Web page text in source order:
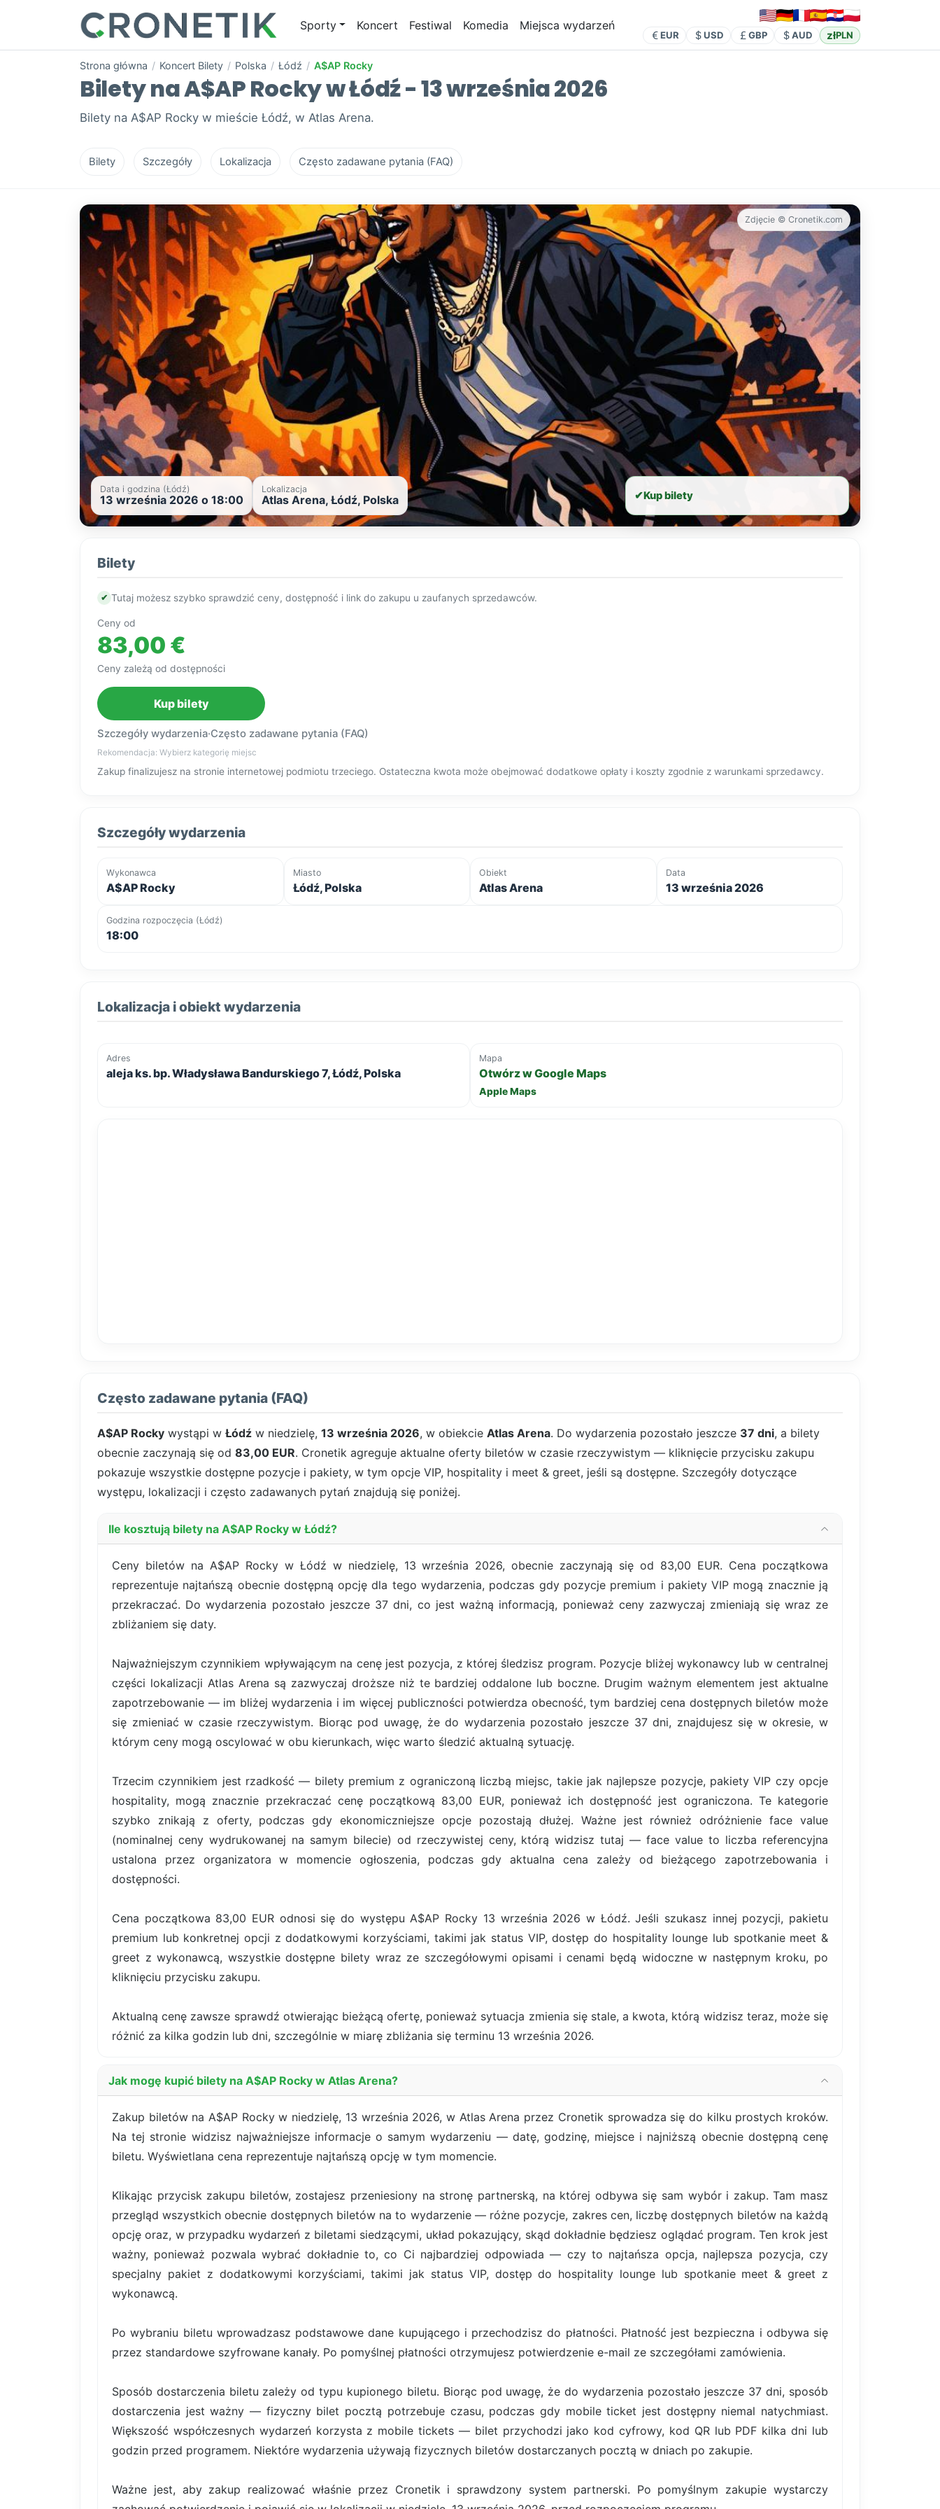
Sporty Koncert Festiwal Komedia Miejsca wydarzeń
EUR USD GBP AUD złPLN
Strona główna / Koncert Bilety / Polska / Łódź / A$AP Rocky
Bilety na A$AP Rocky w Łódź - 13 września 2026
Bilety na A$AP Rocky w mieście Łódź, w Atlas Arena.
Bilety Szczegóły Lokalizacja Często zadawane pytania (FAQ)
Zdjęcie © Cronetik.com
Data i godzina (Łódź)
13 września 2026 o 18:00
Lokalizacja
Atlas Arena, Łódź, Polska ✔Kup bilety
Bilety
✔ Tutaj możesz szybko sprawdzić ceny, dostępność i link do zakupu u zaufanych sprzedawców.
Ceny od
83,00 €
Ceny zależą od dostępności
Kup bilety
Szczegóły wydarzenia·Często zadawane pytania (FAQ)
Rekomendacja: Wybierz kategorię miejsc
Zakup finalizujesz na stronie internetowej podmiotu trzeciego. Ostateczna kwota może obejmować dodatkowe opłaty i koszty zgodnie z warunkami sprzedawcy.
Szczegóły wydarzenia
Wykonawca
A$AP Rocky
Miasto
Łódź, Polska
Obiekt
Atlas Arena
Data
13 września 2026
Godzina rozpoczęcia (Łódź)
18:00
Lokalizacja i obiekt wydarzenia
Adres
aleja ks. bp. Władysława Bandurskiego 7, Łódź, Polska
Mapa
Otwórz w Google Maps
Apple Maps
Często zadawane pytania (FAQ)
A$AP Rocky wystąpi w Łódź w niedzielę, 13 września 2026, w obiekcie Atlas Arena. Do wydarzenia pozostało jeszcze 37 dni, a bilety
obecnie zaczynają się od 83,00 EUR. Cronetik agreguje aktualne oferty biletów w czasie rzeczywistym — kliknięcie przycisku zakupu
pokazuje wszystkie dostępne pozycje i pakiety, w tym opcje VIP, hospitality i meet & greet, jeśli są dostępne. Szczegóły dotyczące
występu, lokalizacji i często zadawanych pytań znajdują się poniżej.
Ile kosztują bilety na A$AP Rocky w Łódź?
Ceny biletów na A$AP Rocky w Łódź w niedzielę, 13 września 2026, obecnie zaczynają się od 83,00 EUR. Cena początkowa
reprezentuje najtańszą obecnie dostępną opcję dla tego wydarzenia, podczas gdy pozycje premium i pakiety VIP mogą znacznie ją
przekraczać. Do wydarzenia pozostało jeszcze 37 dni, co jest ważną informacją, ponieważ ceny zazwyczaj zmieniają się wraz ze
zbliżaniem się daty.
Najważniejszym czynnikiem wpływającym na cenę jest pozycja, z której śledzisz program. Pozycje bliżej wykonawcy lub w centralnej
części lokalizacji Atlas Arena są zazwyczaj droższe niż te bardziej oddalone lub boczne. Drugim ważnym elementem jest aktualne
zapotrzebowanie — im bliżej wydarzenia i im więcej publiczności potwierdza obecność, tym bardziej cena dostępnych biletów może
się zmieniać w czasie rzeczywistym. Biorąc pod uwagę, że do wydarzenia pozostało jeszcze 37 dni, znajdujesz się w okresie, w
którym ceny mogą oscylować w obu kierunkach, więc warto śledzić aktualną sytuację.
Trzecim czynnikiem jest rzadkość — bilety premium z ograniczoną liczbą miejsc, takie jak najlepsze pozycje, pakiety VIP czy opcje
hospitality, mogą znacznie przekraczać cenę początkową 83,00 EUR, ponieważ ich dostępność jest ograniczona. Te kategorie
szybko znikają z oferty, podczas gdy ekonomiczniejsze opcje pozostają dłużej. Ważne jest również odróżnienie face value
(nominalnej ceny wydrukowanej na samym bilecie) od rzeczywistej ceny, którą widzisz tutaj — face value to liczba referencyjna
ustalona przez organizatora w momencie ogłoszenia, podczas gdy aktualna cena zależy od bieżącego zapotrzebowania i
dostępności.
Cena początkowa 83,00 EUR odnosi się do występu A$AP Rocky 13 września 2026 w Łódź. Jeśli szukasz innej pozycji, pakietu
premium lub konkretnej opcji z dodatkowymi korzyściami, takimi jak status VIP, dostęp do hospitality lounge lub spotkanie meet &
greet z wykonawcą, wszystkie dostępne bilety wraz ze szczegółowymi opisami i cenami będą widoczne w następnym kroku, po
kliknięciu przycisku zakupu.
Aktualną cenę zawsze sprawdź otwierając bieżącą ofertę, ponieważ sytuacja zmienia się stale, a kwota, którą widzisz teraz, może się
różnić za kilka godzin lub dni, szczególnie w miarę zbliżania się terminu 13 września 2026.
Jak mogę kupić bilety na A$AP Rocky w Atlas Arena?
Zakup biletów na A$AP Rocky w niedzielę, 13 września 2026, w Atlas Arena przez Cronetik sprowadza się do kilku prostych kroków.
Na tej stronie widzisz najważniejsze informacje o samym wydarzeniu — datę, godzinę, miejsce i najniższą obecnie dostępną cenę
biletu. Wyświetlana cena reprezentuje najtańszą opcję w tym momencie.
Klikając przycisk zakupu biletów, zostajesz przeniesiony na stronę partnerską, na której odbywa się sam wybór i zakup. Tam masz
przegląd wszystkich obecnie dostępnych biletów na to wydarzenie — różne pozycje, zakres cen, liczbę dostępnych biletów na każdą
opcję oraz, w przypadku wydarzeń z biletami siedzącymi, układ pokazujący, skąd dokładnie będziesz oglądać program. Ten krok jest
ważny, ponieważ pozwala wybrać dokładnie to, co Ci najbardziej odpowiada — czy to najtańsza opcja, najlepsza pozycja, czy
specjalny pakiet z dodatkowymi korzyściami, takimi jak status VIP, dostęp do hospitality lounge lub spotkanie meet & greet z
wykonawcą.
Po wybraniu biletu wprowadzasz podstawowe dane kupującego i przechodzisz do płatności. Płatność jest bezpieczna i odbywa się
przez standardowe szyfrowane kanały. Po pomyślnej płatności otrzymujesz potwierdzenie e-mail ze szczegółami zamówienia.
Sposób dostarczenia biletu zależy od typu kupionego biletu. Biorąc pod uwagę, że do wydarzenia pozostało jeszcze 37 dni, sposób
dostarczenia jest ważny — fizyczny bilet pocztą potrzebuje czasu, podczas gdy mobile ticket jest dostępny niemal natychmiast.
Większość współczesnych wydarzeń korzysta z mobile tickets — bilet przychodzi jako kod cyfrowy, kod QR lub PDF kilka dni lub
godzin przed programem. Niektóre wydarzenia używają fizycznych biletów dostarczanych pocztą w dniach po zakupie.
Ważne jest, aby zakup realizować właśnie przez Cronetik i sprawdzony system partnerski. Po pomyślnym zakupie wystarczy